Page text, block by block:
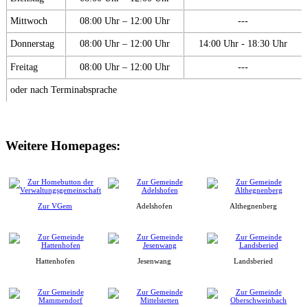
Mittwoch 08:00 Uhr – 12:00 Uhr ---
Donnerstag 08:00 Uhr – 12:00 Uhr 14:00 Uhr - 18:30 Uhr
Freitag 08:00 Uhr – 12:00 Uhr ---
oder nach Terminabsprache
Weitere Homepages:
Zur VGem Adelshofen Althegnenberg
Hattenhofen Jesenwang Landsberied